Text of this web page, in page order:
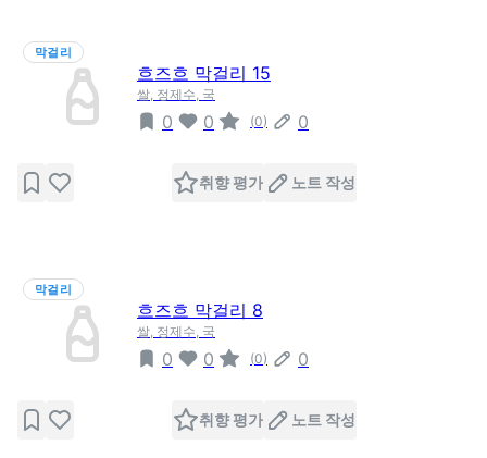
막걸리
흐즈흐 막걸리 15
쌀, 정제수, 국
0 0 (0) 0
취향 평가 노트 작성
막걸리
흐즈흐 막걸리 8
쌀, 정제수, 국
0 0 (0) 0
취향 평가 노트 작성